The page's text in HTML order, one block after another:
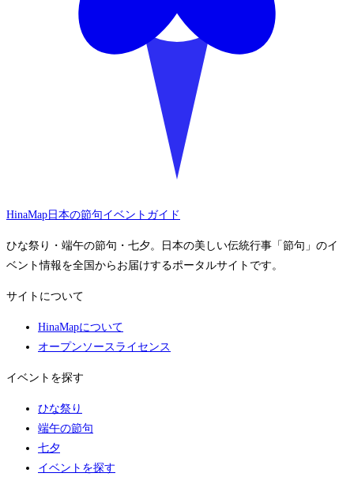
HinaMap 日本の節句イベントガイド
ひな祭り・端午の節句・七夕。日本の美しい伝統行事「節句」のイ
ベント情報を全国からお届けするポータルサイトです。
サイトについて
HinaMapについて
オープンソースライセンス
イベントを探す
ひな祭り
端午の節句
七夕
イベントを探す